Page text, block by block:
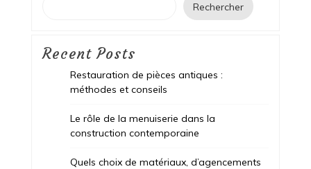
Rechercher
Recent Posts
Restauration de pièces antiques :
méthodes et conseils
Le rôle de la menuiserie dans la
construction contemporaine
Quels choix de matériaux, d’agencements